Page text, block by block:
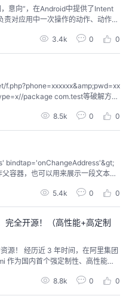
对应用中一次操作的动作、动作涉
组件的调用。Intent不仅可用...
3.4k 0 0
f.php?phone=xxxxxx&amp;pwd=xx
package com.test等破解方式
8.5k 0 0
5.4k 0 0
完全开源！​（高性能+高定制
阿里集团
作为国内首个强定制性、高性能，
低门槛、高性能、高定制性的双端...
8.8k 0 0